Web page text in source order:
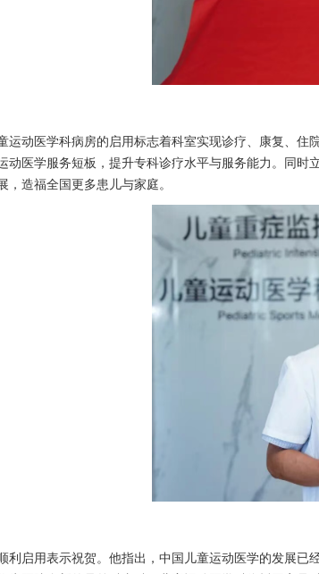
运动医学科病房的启用标志着科室实现诊疗、康复、住
动医学服务短板，提升专科诊疗水平与服务能力。同时
造福全国更多患儿与家庭。
利启用表示祝贺。他指出，中国儿童运动医学的发展